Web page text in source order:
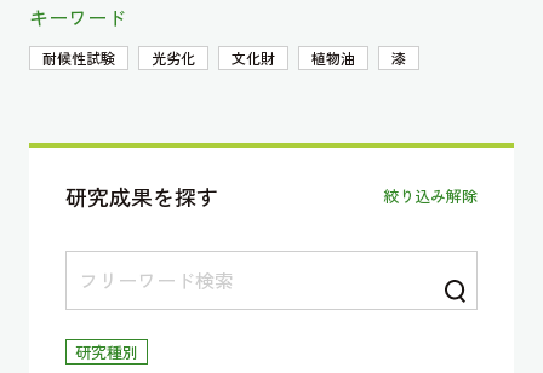
キーワード
耐候性試験 光劣化 文化財 植物油 漆
研究成果を探す 絞り込み解除
研究種別